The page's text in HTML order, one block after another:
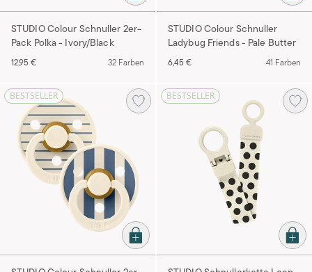
STUDIO Colour Schnuller 2er-
Pack Polka - Ivory/Black
12,95 € 32 Farben
STUDIO Colour Schnuller
Ladybug Friends - Pale Butter
6,45 € 41 Farben
BESTSELLER BESTSELLER